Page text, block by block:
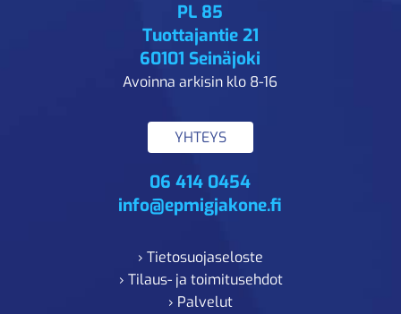
PL 85
Tuottajantie 21
60101 Seinäjoki
Avoinna arkisin klo 8-16
YHTEYS
06 414 0454
info@epmigjakone.fi
› Tietosuojaseloste
› Tilaus- ja toimitusehdot
› Palvelut